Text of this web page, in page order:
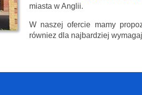
miasta w Anglii.
W naszej ofercie mamy
równiez dla najbardziej